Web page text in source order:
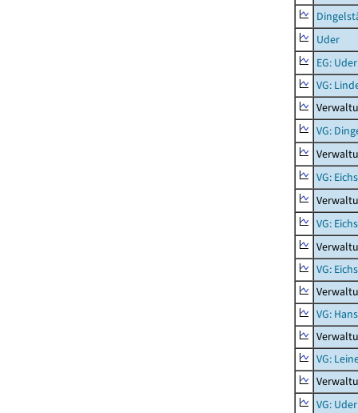
Uder
EG: Uder
VG:
VG:
VG:
VG:
VG:
VG:
VG:
VG: Uder